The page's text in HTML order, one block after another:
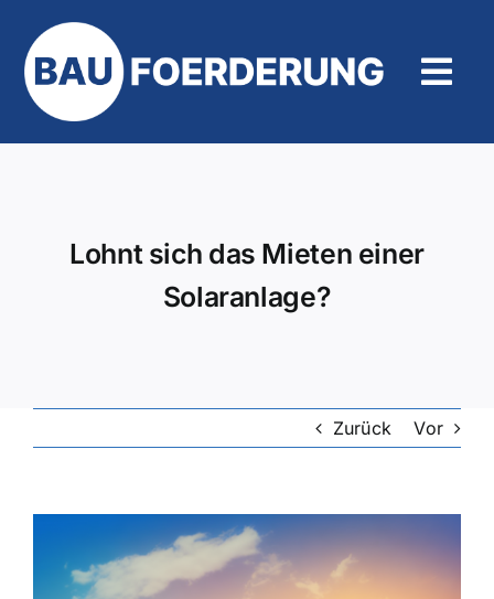
Inhalt
springen
Lohnt sich das Mieten einer
Solaranlage?
Zurück Vor
grösseres